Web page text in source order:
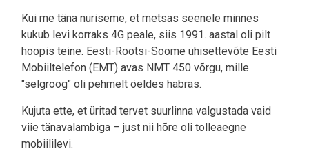
Kui me täna nuriseme, et metsas seenele minnes
kukub levi korraks 4G peale, siis 1991. aastal oli pilt
hoopis teine. Eesti-Rootsi-Soome ühisettevõte Eesti
Mobiiltelefon (EMT) avas NMT 450 võrgu, mille
"selgroog" oli pehmelt öeldes habras.
Kujuta ette, et üritad tervet suurlinna valgustada vaid
viie tänavalambiga – just nii hõre oli tolleaegne
mobiililevi.